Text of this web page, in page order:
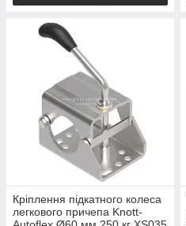
Кріплення підкатного колеса
легкового причепа Knott-